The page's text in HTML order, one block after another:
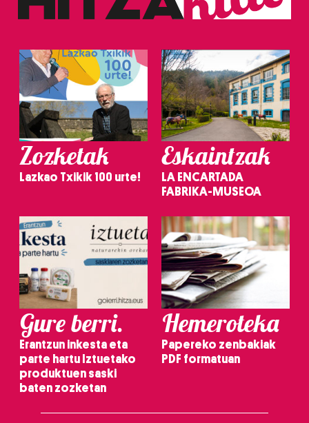
Zozketak
Lazkao Txikik 100 urte!
Eskaintzak
LA ENCARTADA
FABRIKA-MUSEOA
Gure berri.
Erantzun inkesta eta
parte hartu Iztuetako
produktuen saski
baten zozketan
Hemeroteka
Papereko zenbakiak
PDF formatuan